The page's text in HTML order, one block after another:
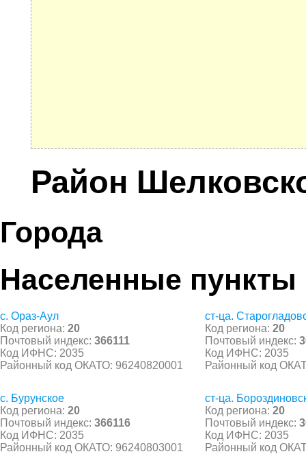
Район
Города
Населенные пункты
с. Ораз-Аул
Код региона: 20
Почтовый индекс: 366111
Код ИФНС: 2035
Районный код ОКАТО: 96240820001
ст-ца.
Код региона: 20
Почтовый индекс:
Код ИФНС: 2035
Районный код
с. Бурунское
Код региона: 20
Почтовый индекс: 366116
Код ИФНС: 2035
Районный код ОКАТО: 96240803001
ст-ца.
Код региона: 20
Почтовый индекс:
Код ИФНС: 2035
Районный код